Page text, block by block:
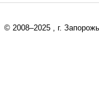
© 2008–2025 , г.